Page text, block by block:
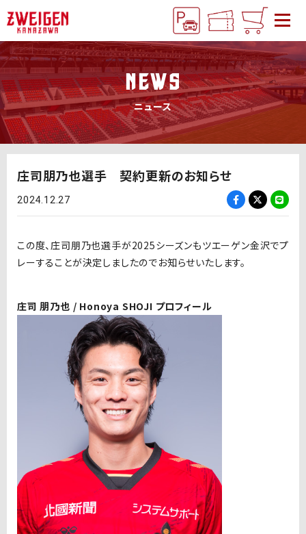
NEWS
ニュース
庄司朋乃也選手 契約更新のお知らせ
2024.12.27
この度、庄司朋乃也選手が2025シーズンもツエーゲン金沢でプ
レーすることが決定しましたのでお知らせいたします。
庄司 朋乃也 / Honoya SHOJI プロフィール